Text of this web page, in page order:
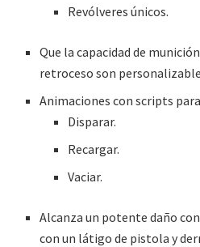
Revólveres únicos.
Que la capacidad de
retroceso son
Animaciones con scripts
Disparar.
Recargar.
Vaciar.
Alcanza un potente daño
con un látigo de pistola y